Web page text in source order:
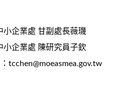
小企業處 甘副處長薇璣
企業處 陳研究員子欽
tcchen@moeasmea.gov.tw